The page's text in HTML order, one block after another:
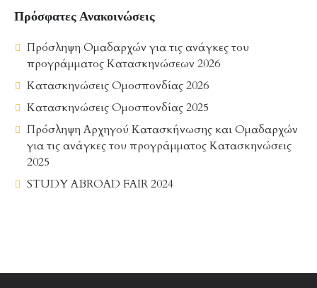
Πρόσφατες Ανακοινώσεις
Πρόσληψη Ομαδαρχών για τις ανάγκες του
προγράμματος Κατασκηνώσεων 2026
Κατασκηνώσεις Ομοσπονδίας 2026
Κατασκηνώσεις Ομοσπονδίας 2025
Πρόσληψη Αρχηγού Κατασκήνωσης και Ομαδαρχών
για τις ανάγκες του προγράμματος Κατασκηνώσεις
2025
STUDY ABROAD FAIR 2024